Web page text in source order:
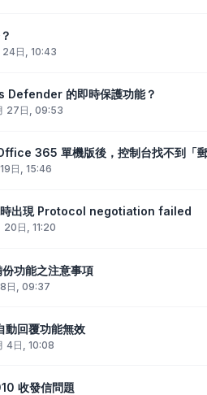
24日, 10:43
Defender 的即時保護功能？
27日, 09:53
365 單機版後，控制台找不到「
日, 15:46
出現 Protocol negotiation failed
20日, 11:20
功能之注意事項
8日, 09:37
回覆功能無效
4日, 10:08
收發信問題